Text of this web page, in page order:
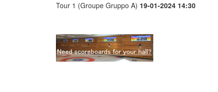
Tour 1 (Groupe Gruppo A) 19-01-2024 14:30